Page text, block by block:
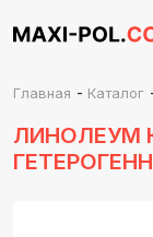
Главная - Каталог
ЛИНОЛЕУМ